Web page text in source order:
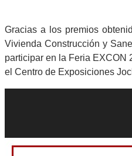
Gracias a los premios
Vivienda Construcción y
participar en la Feria EXCON
el Centro de Exposiciones